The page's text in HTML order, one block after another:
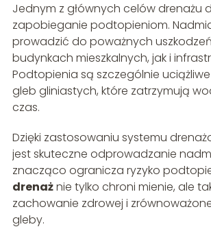
Jednym z głównych celów drenażu
zapobieganie podtopieniom.
prowadzić do poważnych
budynkach mieszkalnych, jak i
Podtopienia są szczególnie
gleb gliniastych, które zatrzymują
czas.
Dzięki zastosowaniu systemu
jest skuteczne odprowadzanie
znacząco ogranicza ryzyko
drenażnie tylko chroni mienie, ale
zachowanie zdrowej i
gleby.